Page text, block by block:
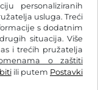
personaliziranih
usluga. Treći
s dodatnim
situacija. Više
i trećih pružatelja
o zaštiti
ili putem Postavki